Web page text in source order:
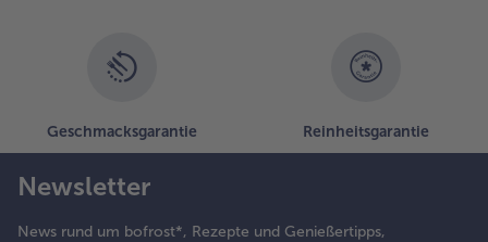
Geschmacksgarantie Reinheitsgarantie
Newsletter
News rund um bofrost*, Rezepte und Genießertipps,